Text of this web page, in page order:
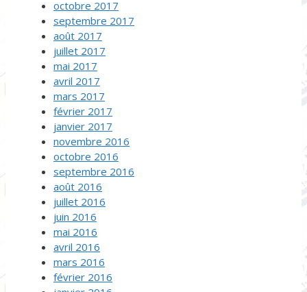
octobre 2017
septembre 2017
août 2017
juillet 2017
mai 2017
avril 2017
mars 2017
février 2017
janvier 2017
novembre 2016
octobre 2016
septembre 2016
août 2016
juillet 2016
juin 2016
mai 2016
avril 2016
mars 2016
février 2016